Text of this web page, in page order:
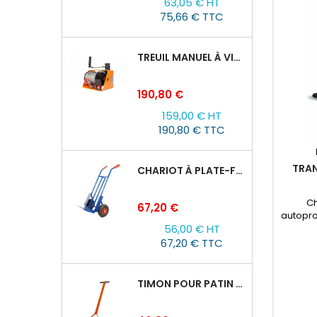
base
75,66 € TTC
TREUIL MANUEL À VIS SANS FIN VS500, 0,5TX25M
Prix
190,80 €
159,00 € HT
190,80 € TTC
CHARIOT À PLATE-FORME TOR HT 300
Prix
67,20 €
56,00 € HT
67,20 € TTC
TIMON POUR PATIN ROULEUR CRA-4/6/8
Il se
Le